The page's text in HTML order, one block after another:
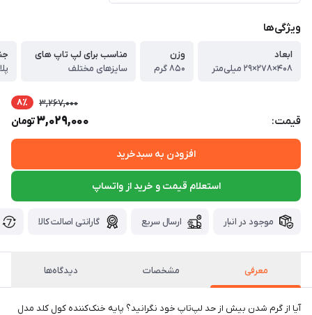
ویژگی‌ها
ابعاد
۴۰۸×۲۷۸×۲۹ میلی‌متر
وزن
۸۵۰ گرم
مناسب برای لپ تاپ های
سایزهای مختلف
قیمت:
3,267,000 8٪
3,029,000تومان
افزودن به سبدخرید
استعلام قیمت و خرید از واتساپ
موجود در انبار ارسال سریع گارانتی اصالت کالا
معرفی مشخصات دیدگاه‌ها
آیا از گرم شدن بیش از حد لپ‌تاپ خود نگرانید؟ پایه خنک‌کننده کول کلد مدل